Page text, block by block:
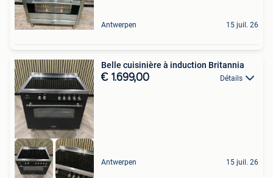
Antwerpen 15 juil. 26
Belle cuisinière à induction Britannia
€ 1.699,00 Détails
Antwerpen 15 juil. 26